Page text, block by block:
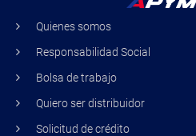
Quienes somos
Responsabilidad Social
Bolsa de trabajo
Quiero ser distribuidor
Solicitud de crédito